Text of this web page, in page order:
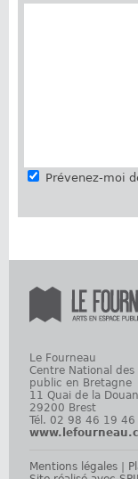
Prévenez-moi
Le Fourneau
Centre National
public en Bretagne
11 Quai de la
29200 Brest
Tél. 02 98 46 19 46
Mentions légales